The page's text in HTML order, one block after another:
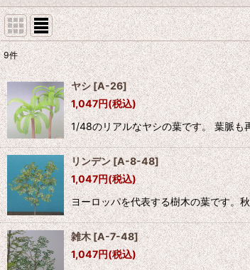
表示数:
並び順:
9件
ヤシ[A-26]
1,047円(税込)
1/48のリアルなヤシの葉です。 葉脈も
リンデン [A-8-48]
1,047円(税込)
ヨーロッパを代表する樹木の葉です。
雑木[A-7-48]
1,047円(税込)